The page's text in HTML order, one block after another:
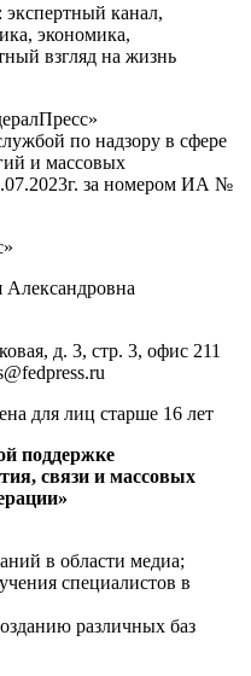
канал,
экономика,
взгляд на жизнь
по надзору в сфере
и массовых
за номером ИА №
Александровна
д. 3, стр. 3, офис 211
для лиц старше 16 лет
поддержке
связи и массовых
в области медиа;
специалистов в
различных баз